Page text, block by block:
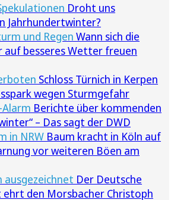
Droht uns
Jahrhundertwinter?
und Regen Wann sich die
auf besseres Wetter freuen
Schloss Türnich in Kerpen
wegen Sturmgefahr
Berichte über kommenden
– Das sagt der DWD
in NRW Baum kracht in Köln auf
vor weiteren Böen am
ausgezeichnet Der Deutsche
den Morsbacher Christoph